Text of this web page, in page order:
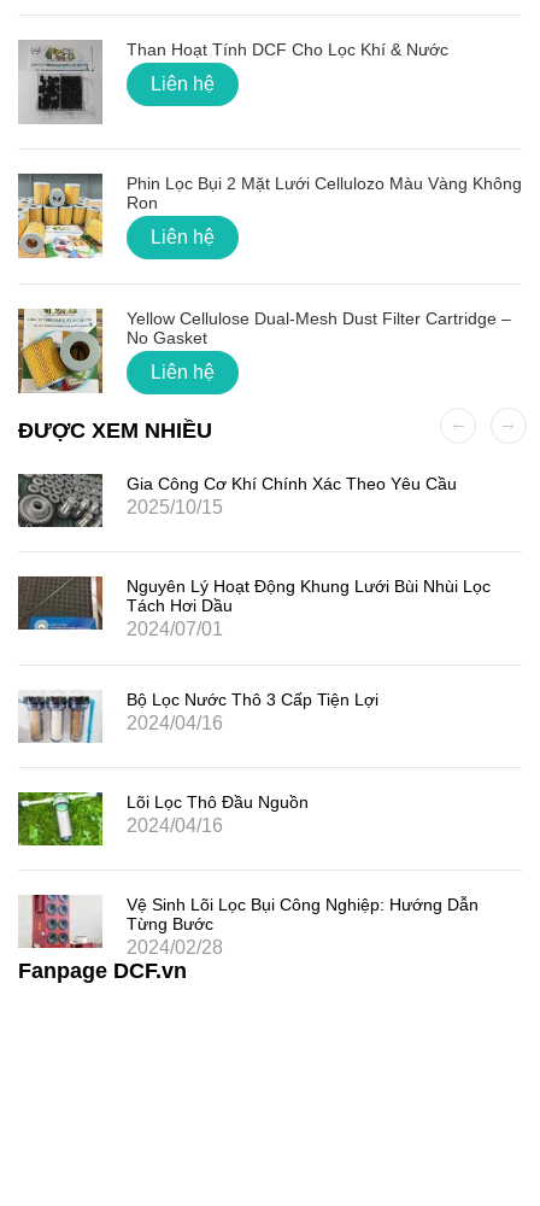
Than Hoạt Tính DCF Cho Lọc Khí & Nước
Liên hệ
Phin Lọc Bụi 2 Mặt Lưới Cellulozo Màu Vàng Không
Ron
Liên hệ
Yellow Cellulose Dual-Mesh Dust Filter Cartridge –
No Gasket
Liên hệ
ĐƯỢC XEM NHIỀU
Gia Công Cơ Khí Chính Xác Theo Yêu Cầu
2025/10/15
Nguyên Lý Hoạt Động Khung Lưới Bùi Nhùi Lọc
Tách Hơi Dầu
2024/07/01
Bộ Lọc Nước Thô 3 Cấp Tiện Lợi
2024/04/16
Lõi Lọc Thô Đầu Nguồn
2024/04/16
Vệ Sinh Lõi Lọc Bụi Công Nghiệp: Hướng Dẫn
Từng Bước
2024/02/28
Fanpage DCF.vn